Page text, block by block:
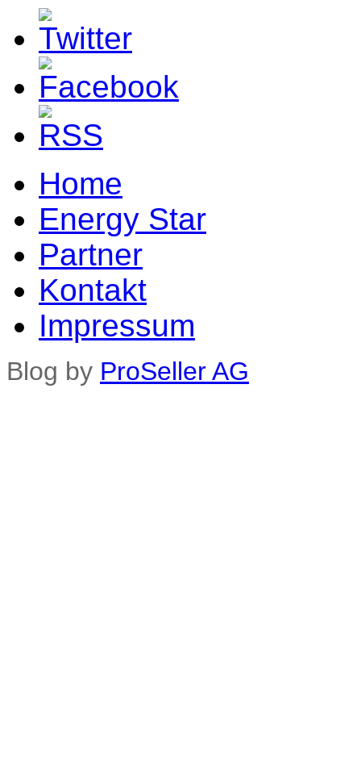
Home
Energy Star
Partner
Kontakt
Impressum
Blog by ProSeller AG